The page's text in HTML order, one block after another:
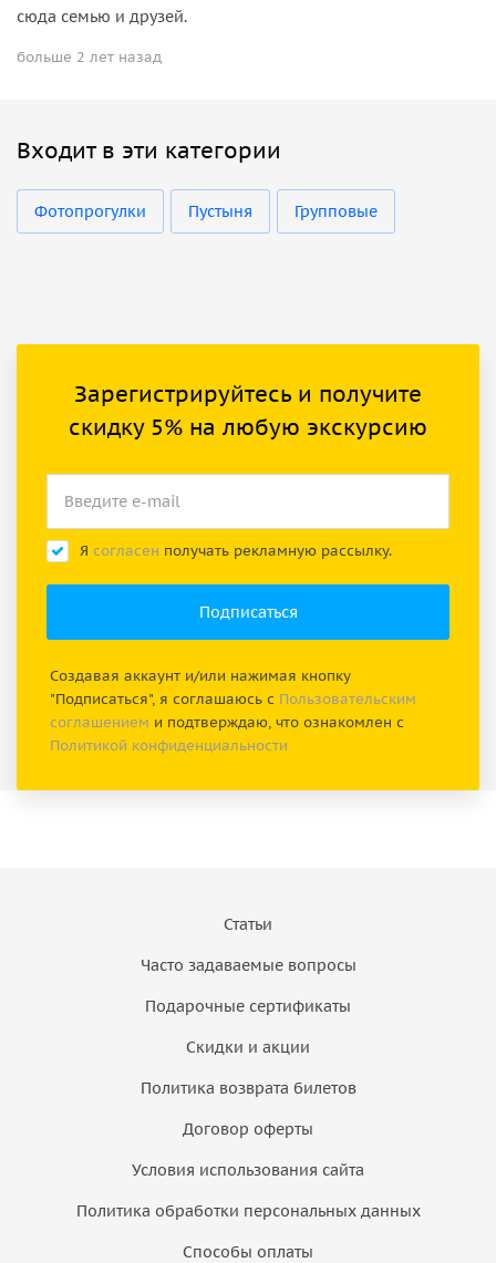
сюда семью и друзей.
больше 2 лет назад
Входит в эти категории
Фотопрогулки Пустыня Групповые
Зарегистрируйтесь и получите
скидку 5% на любую экскурсию
Я согласен получать рекламную рассылку.
Создавая аккаунт и/или нажимая кнопку
"Подписаться", я соглашаюсь с Пользовательским
соглашением и подтверждаю, что ознакомлен с
Политикой конфиденциальности
Статьи
Часто задаваемые вопросы
Подарочные сертификаты
Скидки и акции
Политика возврата билетов
Договор оферты
Условия использования сайта
Политика обработки персональных данных
Способы оплаты